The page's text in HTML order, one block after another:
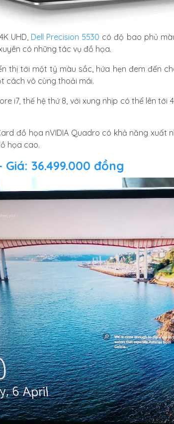
UHD, Dell Precision 5530 có độ bao phủ
có những tác vụ đồ họa.
thị tới một tỷ màu sắc, hứa hẹn đem đến
cách vô cùng thoải mái.
i7, thế hệ thứ 8, với xung nhịp có thể lên
đồ họa nVIDIA Quadro có khả năng xuất
họa cao.
36.499.000 đồng